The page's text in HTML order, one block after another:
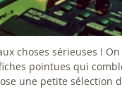
choses sérieuses !
pointues qui
une petite sélection